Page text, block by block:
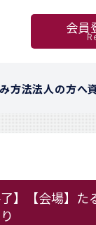
会員
方法法人の方へ
了】【会場】